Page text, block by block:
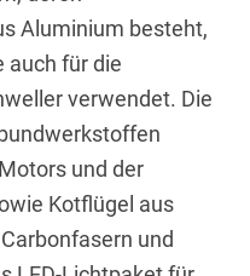
Aluminium besteht,
auch für die
verwendet. Die
und der
Kotflügel aus
und